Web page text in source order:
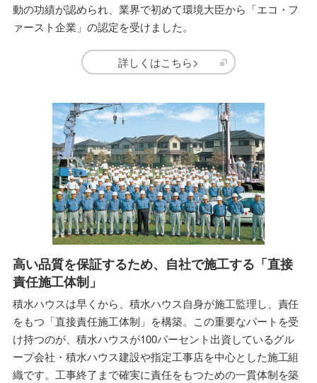
動の功績が認められ、業界で初めて環境大臣から「エコ・フ
ァースト企業」の認定を受けました。
詳しくはこちら>
高い品質を保証するため、自社で施工する「直接
責任施工体制」
積水ハウスは早くから、積水ハウス自身が施工監理し、責任
をもつ「直接責任施工体制」を構築。この重要なパートを受
け持つのが、積水ハウスが100パーセント出資しているグル
ープ会社・積水ハウス建設や指定工事店を中心とした施工組
織です。工事終了まで確実に責任をもつための一貫体制を築